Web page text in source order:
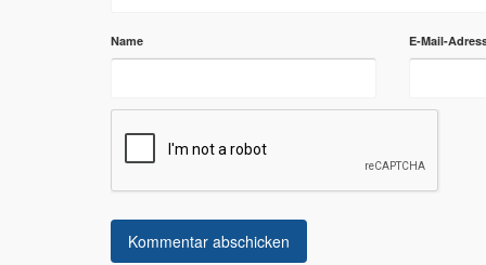
Name E-Mail-